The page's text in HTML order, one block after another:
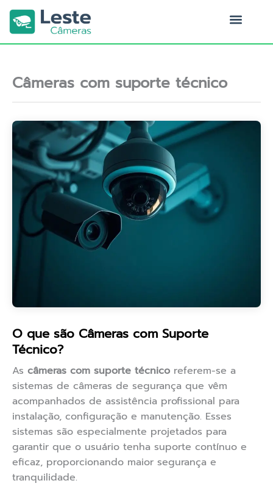
para
conteúdo
Câmeras com suporte técnico
O que são Câmeras com Suporte
Técnico?
As câmeras com suporte técnico referem-se a
sistemas de câmeras de segurança que vêm
acompanhados de assistência profissional para
instalação, configuração e manutenção. Esses
sistemas são especialmente projetados para
garantir que o usuário tenha suporte contínuo e
eficaz, proporcionando maior segurança e
tranquilidade.